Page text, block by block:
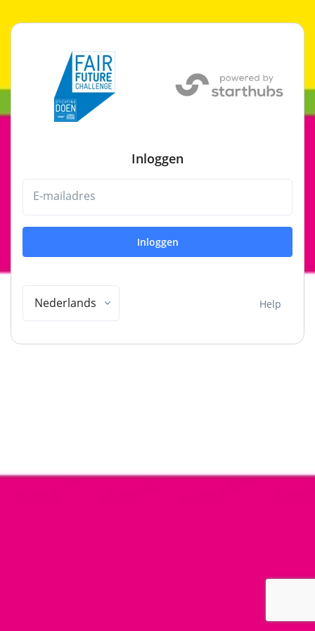
Inloggen
E-mailadres
Inloggen
Nederlands Help